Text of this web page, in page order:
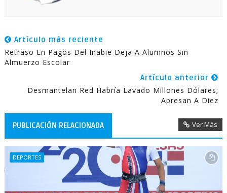
Artículo más reciente
Retraso En Pagos Del Inabie Deja A Alumnos Sin
Almuerzo Escolar
Artículo anterior
Desmantelan Red Habría Lavado Millones Dólares;
Apresan A Diez
PUBLICACIÓN RELACIONADA Ver Más
DEPORTES